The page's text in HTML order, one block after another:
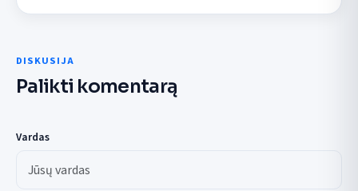
DISKUSIJA
Palikti komentarą
Vardas